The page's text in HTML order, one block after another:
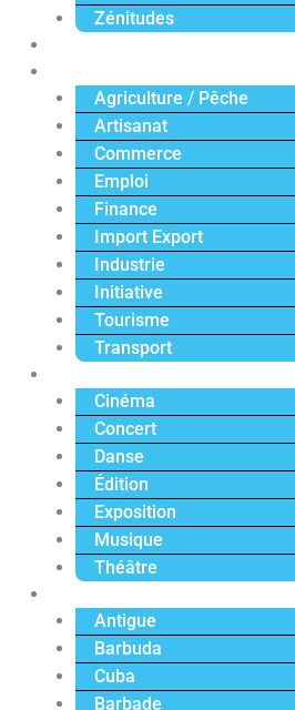
Zénitudes
Agriculture / Pêche
Artisanat
Commerce
Emploi
Finance
Import Export
Industrie
Initiative
Tourisme
Transport
Cinéma
Concert
Danse
Édition
Exposition
Musique
Théâtre
Antigue
Barbuda
Cuba
Barbade